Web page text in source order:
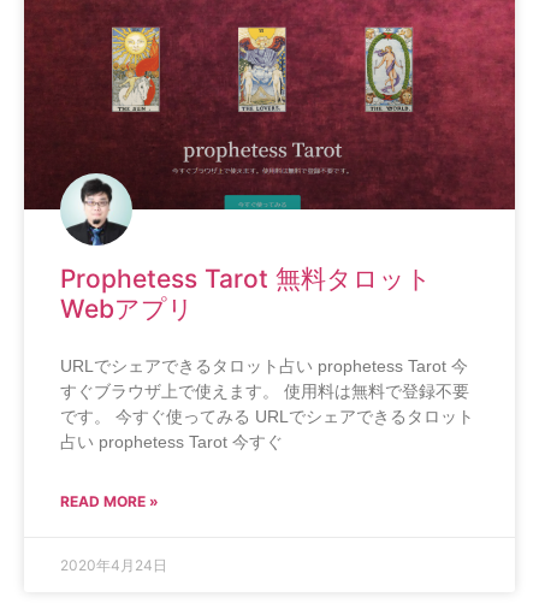
Prophetess Tarot 無料タロット
Webアプリ
URLでシェアできるタロット占い prophetess Tarot 今
すぐブラウザ上で使えます。 使用料は無料で登録不要
です。 今すぐ使ってみる URLでシェアできるタロット
占い prophetess Tarot 今すぐ
READ MORE »
2020年4月24日